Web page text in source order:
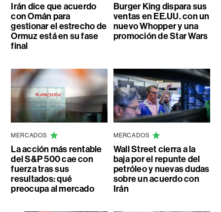
Irán dice que acuerdo
con Omán para
gestionar el estrecho de
Ormuz está en su fase
final
Burger King dispara sus
ventas en EE.UU. con un
nuevo Whopper y una
promoción de Star Wars
MERCADOS
La acción más rentable
del S&P 500 cae con
fuerza tras sus
resultados: qué
preocupa al mercado
MERCADOS
Wall Street cierra a la
baja por el repunte del
petróleo y nuevas dudas
sobre un acuerdo con
Irán